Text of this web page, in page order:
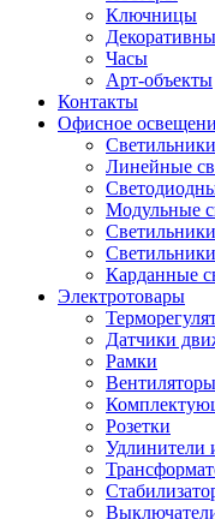
Ключницы
Часы
Арт-объекты
Контакты
Офисное
Линейные
Модульные
Карданные
Электротовары
Датчики
Рамки
Вентиляторы
Розетки
Удлинители